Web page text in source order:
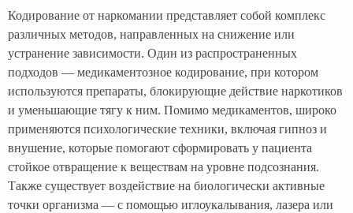
Кодирование от наркомании представляет собой комплекс
различных методов, направленных на снижение или
устранение зависимости. Один из распространенных
подходов — медикаментозное кодирование, при котором
используются препараты, блокирующие действие наркотиков
и уменьшающие тягу к ним. Помимо медикаментов, широко
применяются психологические техники, включая гипноз и
внушение, которые помогают сформировать у пациента
стойкое отвращение к веществам на уровне подсознания.
Также существует воздействие на биологически активные
точки организма — с помощью иглоукалывания, лазера или